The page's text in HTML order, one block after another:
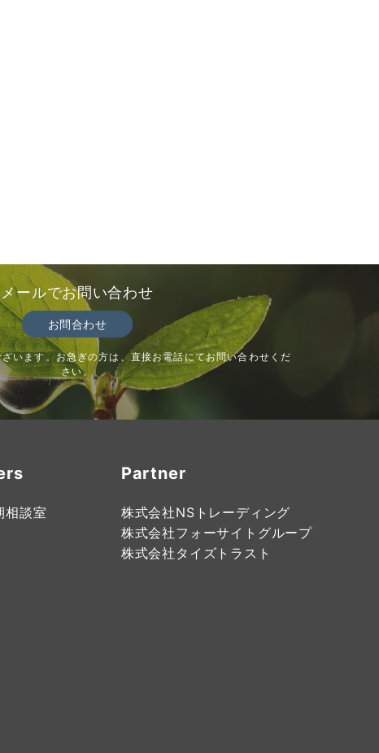
メールでお問い合わせ
お問合わせ
います。お急ぎの方は、直接お電話にてお問い合わせくだ
さい。
相談室
Partner
株式会社NSトレーディング
株式会社フォーサイトグループ
株式会社タイズトラスト